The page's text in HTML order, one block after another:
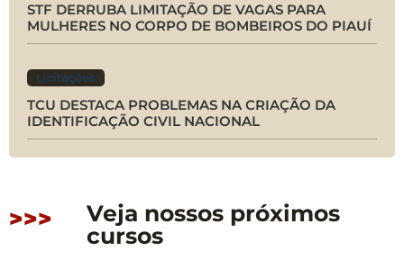
STF DERRUBA LIMITAÇÃO DE VAGAS PARA
MULHERES NO CORPO DE BOMBEIROS DO PIAUÍ
Licitações
TCU DESTACA PROBLEMAS NA CRIAÇÃO DA
IDENTIFICAÇÃO CIVIL NACIONAL
>>>
Veja nossos próximos
cursos